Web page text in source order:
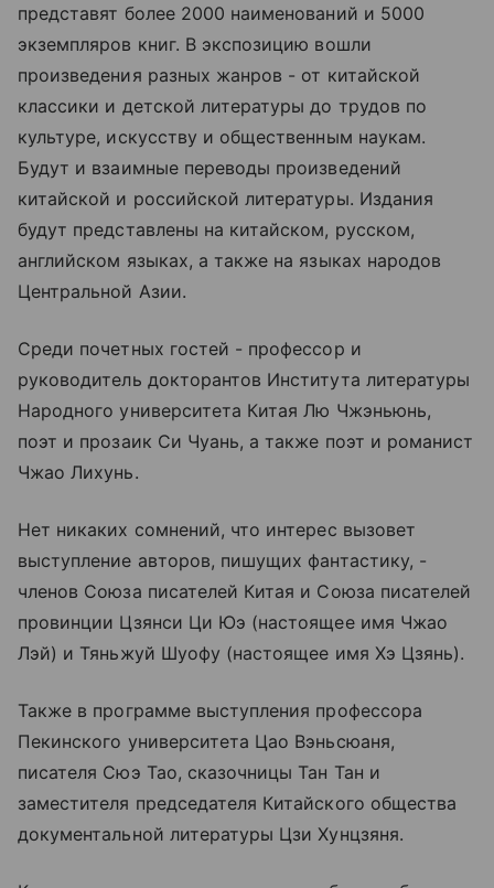
представят более 2000 наименований и 5000
экземпляров книг. В экспозицию вошли
произведения разных жанров - от китайской
классики и детской литературы до трудов по
культуре, искусству и общественным наукам.
Будут и взаимные переводы произведений
китайской и российской литературы. Издания
будут представлены на китайском, русском,
английском языках, а также на языках народов
Центральной Азии.
Среди почетных гостей - профессор и
руководитель докторантов Института литературы
Народного университета Китая Лю Чжэньюнь,
поэт и прозаик Си Чуань, а также поэт и романист
Чжао Лихунь.
Нет никаких сомнений, что интерес вызовет
выступление авторов, пишущих фантастику, -
членов Союза писателей Китая и Союза писателей
провинции Цзянси Ци Юэ (настоящее имя Чжао
Лэй) и Тяньжуй Шуофу (настоящее имя Хэ Цзянь).
Также в программе выступления профессора
Пекинского университета Цао Вэньсюаня,
писателя Сюэ Тао, сказочницы Тан Тан и
заместителя председателя Китайского общества
документальной литературы Цзи Хунцзяня.